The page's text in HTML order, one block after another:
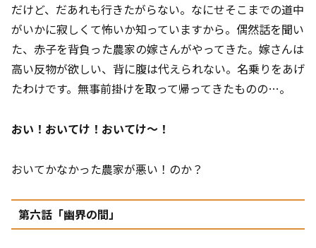
だけど、だあれも行きたがらない。なにせそこまでの道中
がいかに寂しくて怖いか知っていますから。偶然話を聞い
た、赤子を背負った農家の嫁さんがやってきた。嫁さんは
高い反物が欲しい、背に腹は代えられない。名乗りをあげ
たわけです。無事前掛けを取って帰ってきたものの…。
おい！おいてけ！おいてけ～！
おいてかなかった農家が悪い！のか？
第六話「幽界の間」